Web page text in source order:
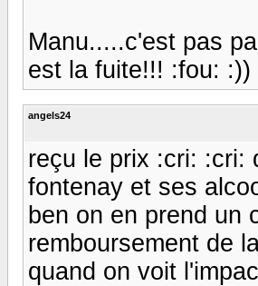
Manu.....c'est pas
est la fuite!!! :fou: :))
angels24
reçu le prix :cri: :cri:
fontenay et ses
ben on en prend un
remboursement de
quand on voit